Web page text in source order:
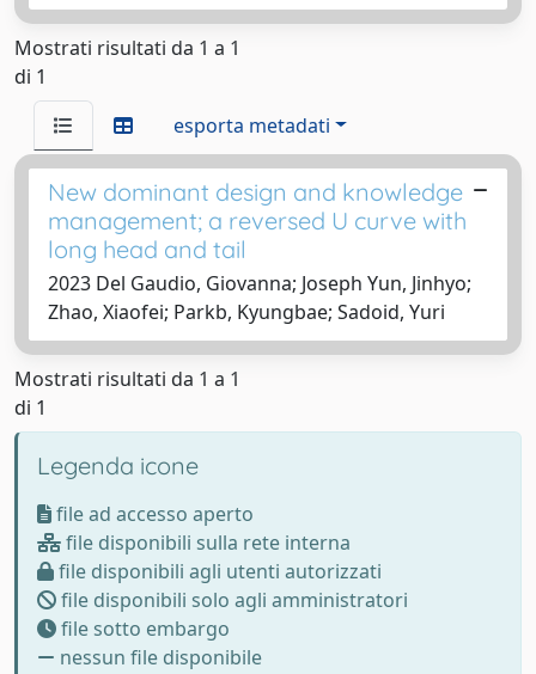
Mostrati risultati da 1 a 1
di 1
esporta metadati
New dominant design and knowledge
management; a reversed U curve with
long head and tail
2023 Del Gaudio, Giovanna; Joseph Yun, Jinhyo;
Zhao, Xiaofei; Parkb, Kyungbae; Sadoid, Yuri
Mostrati risultati da 1 a 1
di 1
Legenda icone
file ad accesso aperto
file disponibili sulla rete interna
file disponibili agli utenti autorizzati
file disponibili solo agli amministratori
file sotto embargo
nessun file disponibile